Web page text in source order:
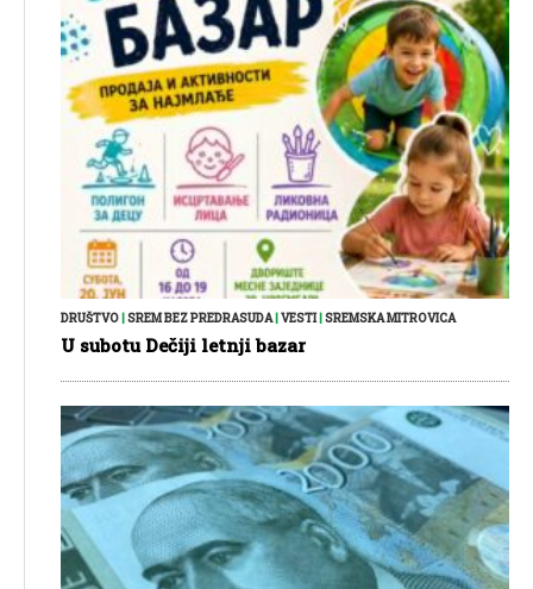
DRUŠTVO SREM BEZ PREDRASUDA| VESTI| SREMSKA MITROVICA
U subotu Dečiji letnji bazar